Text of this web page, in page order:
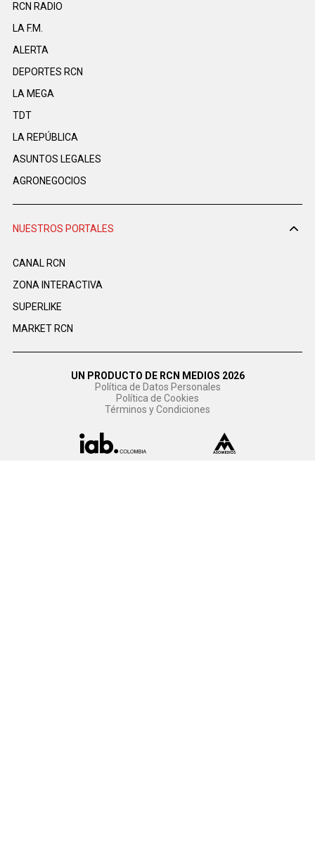
RCN RADIO
LA F.M.
ALERTA
DEPORTES RCN
LA MEGA
TDT
LA REPÚBLICA
ASUNTOS LEGALES
AGRONEGOCIOS
NUESTROS PORTALES
CANAL RCN
ZONA INTERACTIVA
SUPERLIKE
MARKET RCN
UN PRODUCTO DE RCN MEDIOS 2026
Política de Datos Personales
Política de Cookies
Términos y Condiciones